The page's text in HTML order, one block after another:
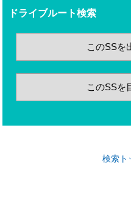
ドライブルート検索
このSSを
このSSを
検索ト